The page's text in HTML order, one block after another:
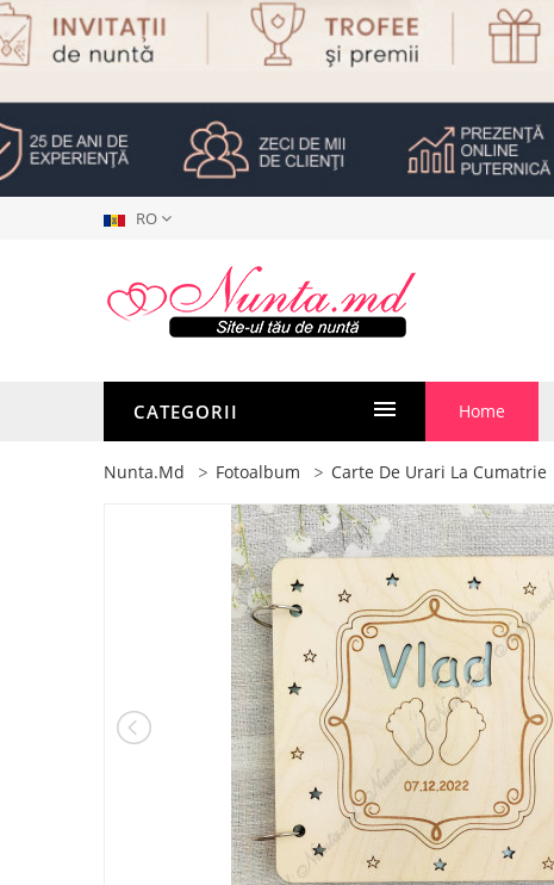
RO
CATEGORII Home
Nunta.md Fotoalbum Carte De Urari La Cumatrie